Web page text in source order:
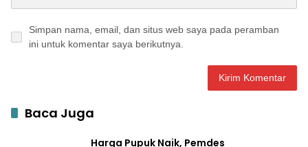
Simpan nama, email, dan situs web saya pada peramban
ini untuk komentar saya berikutnya.
Baca Juga
Harga Pupuk Naik, Pemdes